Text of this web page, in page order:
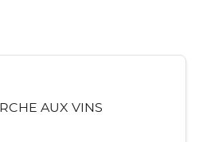
AUX VINS